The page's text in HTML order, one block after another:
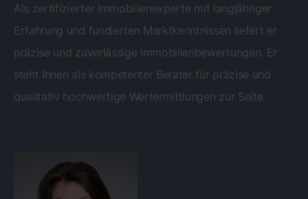
Als zertifizierter Immobilienexperte mit langjähriger
Erfahrung und fundierten Marktkenntnissen liefert er
präzise und zuverlässige Immobilienbewertungen. Er
steht Ihnen als kompetenter Berater für präzise und
qualitativ hochwertige Wertermittlungen zur Seite.